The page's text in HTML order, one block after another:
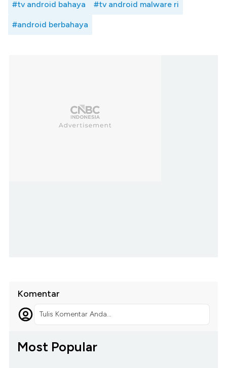
#tv android bahaya #tv android malware ri
#android berbahaya
Komentar
Tulis Komentar Anda...
Most Popular